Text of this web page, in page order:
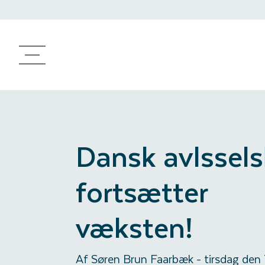
Dansk
fortsætter
væksten!
Af Søren Brun Faarbæk- tirsdag den